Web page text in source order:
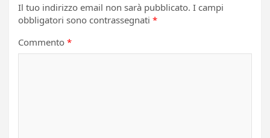
Il tuo indirizzo email non sarà pubblicato. I campi
obbligatori sono contrassegnati *
Commento *